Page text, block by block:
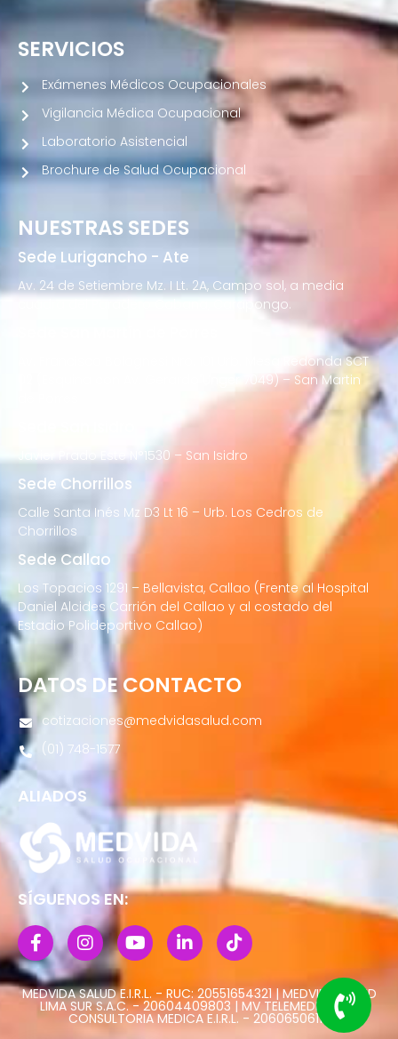
NUESTRAS SEDES
Sede Lurigancho - Ate
Av. 24 de Setiembre Mz. I Lt. 2A, Campo sol, a media
cuadra del Paradero Cabana, Carapongo.
Av. Francisco Bolognesi Nro. 101 Urb. Mesa Redonda SCT
02 (Esquina con Av. Gerardo Unger 7049) – San Martin
Javier Prado Este N°1530 – San Isidro
Sede Chorrillos
Calle Santa Inés Mz D3 Lt 16 – Urb. Los Cedros de
Chorrillos
Sede Callao
Los Topacios 1291 – Bellavista, Callao (Frente al Hospital
Daniel Alcides Carrión del Callao y al costado del
Estadio Polideportivo Callao)
SERVICIOS
Exámenes Médicos Ocupacionales
Vigilancia Médica Ocupacional
Laboratorio Asistencial
Brochure de Salud Ocupacional
DATOS DE CONTACTO
cotizaciones@medvidasalud.com
(01) 748-1577
ALIADOS
SÍGUENOS EN:
MEDVIDA SALUD E.I.R.L. - RUC: 20551654321 | MEDVIDA SALUD
LIMA SUR S.A.C. - 20604409803 | MV TELEMEDICINA Y
CONSULTORIA MEDICA E.I.R.L. - 20606506113